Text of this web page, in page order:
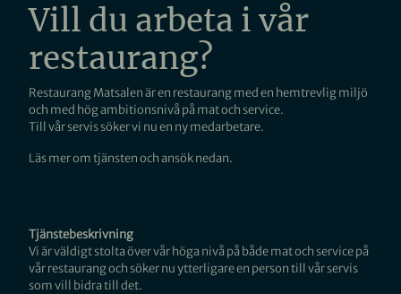
Vill du arbeta i vår
restaurang?
Restaurang Matsalen är en restaurang med en hemtrevlig miljö
och med hög ambitionsnivå på mat och service.
Till vår servis söker vi nu en ny medarbetare.
Läs mer om tjänsten och ansök nedan.
Tjänstebeskrivning
Vi är väldigt stolta över vår höga nivå på både mat och service på
vår restaurang och söker nu ytterligare en person till vår servis
som vill bidra till det.